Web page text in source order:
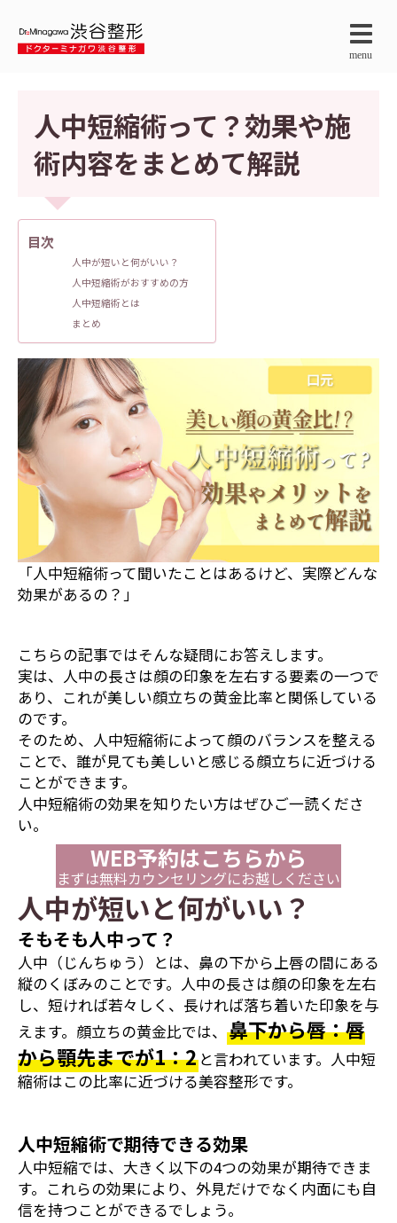
menu
人中短縮術って？効果や施
術内容をまとめて解説
目次
人中が短いと何がいい？
人中短縮術がおすすめの方
人中短縮術とは
まとめ
「人中短縮術って聞いたことはあるけど、実際どんな
効果があるの？」
こちらの記事ではそんな疑問にお答えします。
実は、人中の長さは顔の印象を左右する要素の一つで
あり、これが美しい顔立ちの黄金比率と関係している
のです。
そのため、人中短縮術によって顔のバランスを整える
ことで、誰が見ても美しいと感じる顔立ちに近づける
ことができます。
人中短縮術の効果を知りたい方はぜひご一読くださ
い。
WEB予約はこちらから
まずは無料カウンセリングにお越しください
人中が短いと何がいい？
そもそも人中って？
人中（じんちゅう）とは、鼻の下から上唇の間にある
縦のくぼみのことです。人中の長さは顔の印象を左右
し、短ければ若々しく、長ければ落ち着いた印象を与
えます。顔立ちの黄金比では、 鼻下から唇：唇
から顎先までが1：2 と言われています。人中短
縮術はこの比率に近づける美容整形です。
人中短縮術で期待できる効果
人中短縮では、大きく以下の4つの効果が期待できま
す。これらの効果により、外見だけでなく内面にも自
信を持つことができるでしょう。